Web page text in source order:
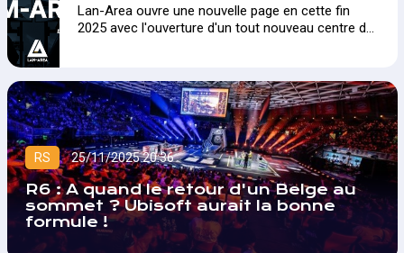
Lan-Area ouvre une nouvelle page en cette fin
2025 avec l'ouverture d'un tout nouveau centre de
RS 25/11/2025 20:36
R6 : A quand le retour d'un Belge au
sommet ? Ubisoft aurait la bonne
formule !